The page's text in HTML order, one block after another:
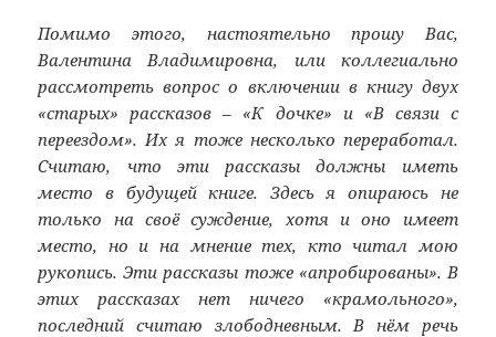
Помимо этого, настоятельно прошу Вас,
Валентина Владимировна, или коллегиально
рассмотреть вопрос о включении в книгу двух
«старых» рассказов – «К дочке» и «В связи с
переездом». Их я тоже несколько переработал.
Считаю, что эти рассказы должны иметь
место в будущей книге. Здесь я опираюсь не
только на своё суждение, хотя и оно имеет
место, но и на мнение тех, кто читал мою
рукопись. Эти рассказы тоже «апробированы». В
этих рассказах нет ничего «крамольного»,
последний считаю злободневным. В нём речь